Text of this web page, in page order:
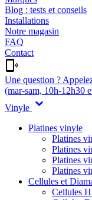
Blog : tests et conseils
Installations
Notre magasin
FAQ
Contact
Une question ?
(mar-sam, 10h-12h30
Vinyle
Platines vinyle
Platines
Platines
Platines
Platines
Cellules et
Cellules